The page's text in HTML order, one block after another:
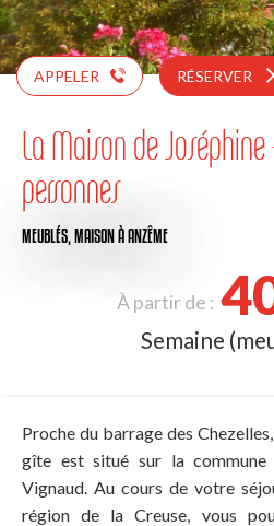
APPELER RÉSERVER
La Maison de
personnes
MEUBLÉS, MAISONÀ ANZÊME
À partir de :
Semaine
Proche du barrage des
gîte est situé sur la commune
Vignaud. Au cours de votre
région de la Creuse, vous